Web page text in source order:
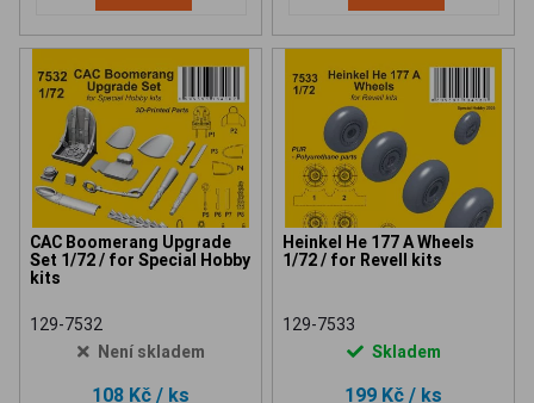
CAC Boomerang Upgrade
Set 1/72 / for Special Hobby
kits
129-7532
Není skladem
108 Kč / ks
Heinkel He 177 A Wheels
1/72 / for Revell kits
129-7533
Skladem
199 Kč / ks